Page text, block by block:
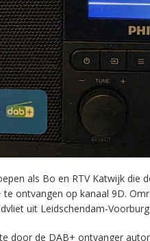
als Bo en RTV Katwijk die
ontvangen op kanaal 9D.
uit Leidschendam-
door de DAB+ ontvanger